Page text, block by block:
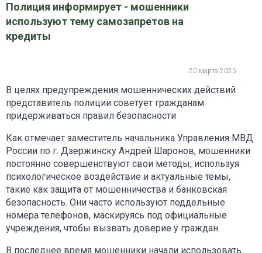
Полиция информирует - мошенники
используют тему самозапретов на
кредиты
20 марта 2025
В целях предупреждения мошеннических действий
представитель полиции советует гражданам
придерживаться правил безопасности
Как отмечает заместитель начальника Управления МВД
России по г. Дзержинску Андрей Шаронов, мошенники
постоянно совершенствуют свои методы, используя
психологическое воздействие и актуальные темы,
такие как защита от мошенничества и банковская
безопасность. Они часто используют поддельные
номера телефонов, маскируясь под официальные
учреждения, чтобы вызвать доверие у граждан.
В последнее время мошенники начали использовать